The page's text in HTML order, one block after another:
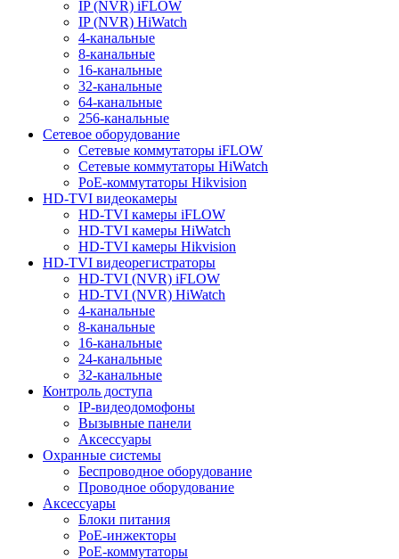
IP (NVR) iFLOW
IP (NVR) HiWatch
4-канальные
8-канальные
16-канальные
32-канальные
64-канальные
256-канальные
Сетевое оборудование
Сетевые коммутаторы iFLOW
Сетевые коммутаторы HiWatch
PoE-коммутаторы Hikvision
HD-TVI видеокамеры
HD-TVI камеры iFLOW
HD-TVI камеры HiWatch
HD-TVI камеры Hikvision
HD-TVI видеорегистраторы
HD-TVI (NVR) iFLOW
HD-TVI (NVR) HiWatch
4-канальные
8-канальные
16-канальные
24-канальные
32-канальные
Контроль доступа
IP-видеодомофоны
Вызывные панели
Аксессуары
Охранные системы
Беспроводное оборудование
Проводное оборудование
Аксессуары
Блоки питания
PoE-инжекторы
PoE-коммутаторы